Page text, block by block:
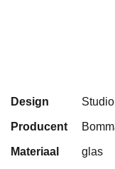
Design
Producent
Materiaal glas